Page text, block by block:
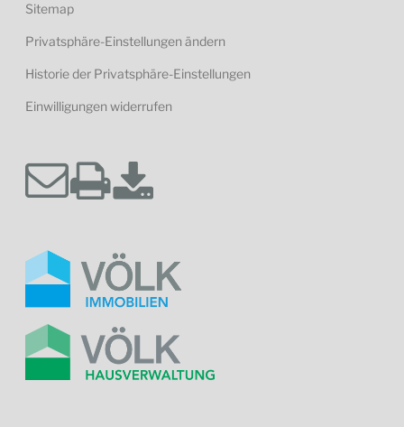
Sitemap
Privatsphäre-Einstellungen ändern
Historie der Privatsphäre-Einstellungen
Einwilligungen widerrufen